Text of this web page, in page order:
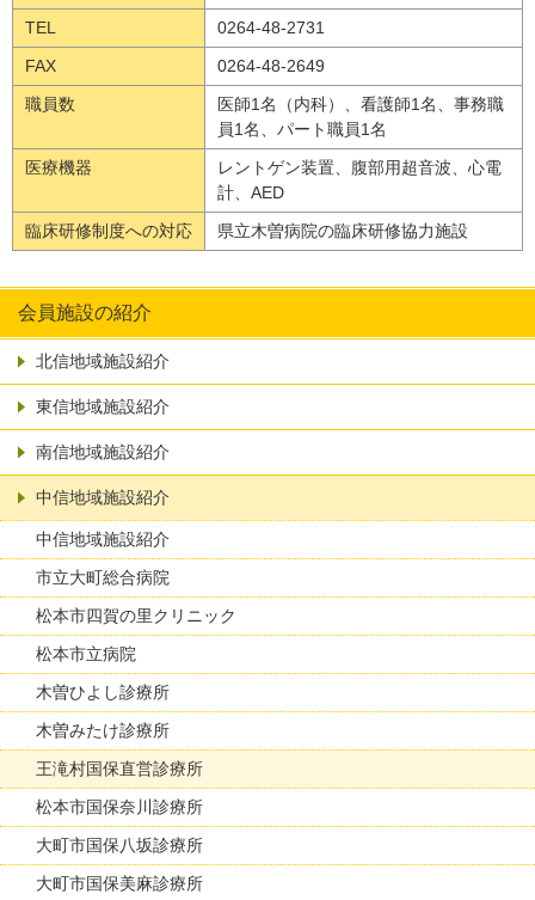
TEL
0264-48-2731
FAX
0264-48-2649
職員数
医師1名（内科）、看護師1名、事務職
員1名、パート職員1名
医療機器
レントゲン装置、腹部用超音波、心電
計、AED
臨床研修制度への対応
県立木曽病院の臨床研修協力施設
会員施設の紹介
北信地域施設紹介
東信地域施設紹介
南信地域施設紹介
中信地域施設紹介
中信地域施設紹介
市立大町総合病院
松本市四賀の里クリニック
松本市立病院
木曽ひよし診療所
木曽みたけ診療所
王滝村国保直営診療所
松本市国保奈川診療所
大町市国保八坂診療所
大町市国保美麻診療所